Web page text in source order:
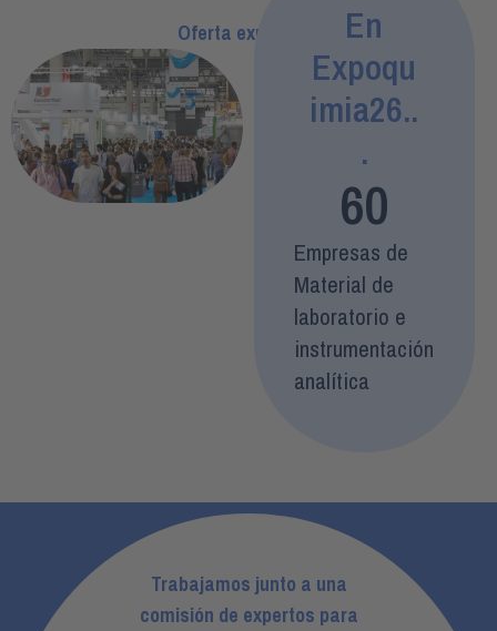
Oferta expositiva
En
Expoqu
imia26..
.
Empresas de
Material de
laboratorio e
instrumentación
analítica
60
Trabajamos junto a una
comisión de expertos para